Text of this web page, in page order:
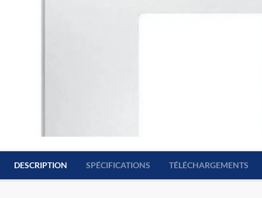
DESCRIPTION SPÉCIFICATIONS TÉLÉCHARGEMENTS